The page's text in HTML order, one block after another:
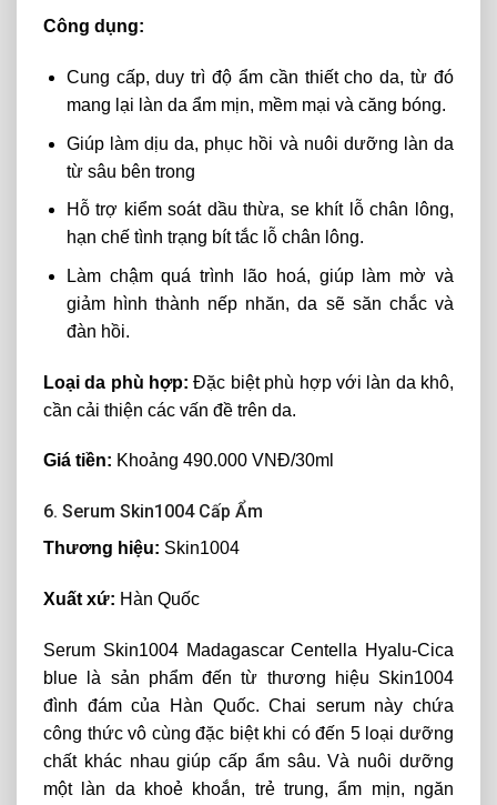
Công dụng:
Cung cấp, duy trì độ ẩm cần thiết cho da, từ đó
mang lại làn da ẩm mịn, mềm mại và căng bóng.
Giúp làm dịu da, phục hồi và nuôi dưỡng làn da
từ sâu bên trong
Hỗ trợ kiểm soát dầu thừa, se khít lỗ chân lông,
hạn chế tình trạng bít tắc lỗ chân lông.
Làm chậm quá trình lão hoá, giúp làm mờ và
giảm hình thành nếp nhăn, da sẽ săn chắc và
đàn hồi.
Loại da phù hợp: Đặc biệt phù hợp với làn da khô,
cần cải thiện các vấn đề trên da.
Giá tiền: Khoảng 490.000 VNĐ/30ml
6. Serum Skin1004 Cấp Ẩm
Thương hiệu: Skin1004
Xuất xứ: Hàn Quốc
Serum Skin1004 Madagascar Centella Hyalu-Cica
blue là sản phẩm đến từ thương hiệu Skin1004
đình đám của Hàn Quốc. Chai serum này chứa
công thức vô cùng đặc biệt khi có đến 5 loại dưỡng
chất khác nhau giúp cấp ẩm sâu. Và nuôi dưỡng
một làn da khoẻ khoắn, trẻ trung, ẩm mịn, ngăn